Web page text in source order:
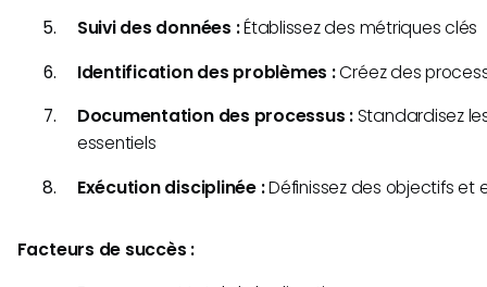
Suivi des données :Établissez des métriques clés
Identification des problèmes :Créez des
Documentation des processus :Standardisez
essentiels
Exécution disciplinée :Définissez des objectifs et
Facteurs de succès :